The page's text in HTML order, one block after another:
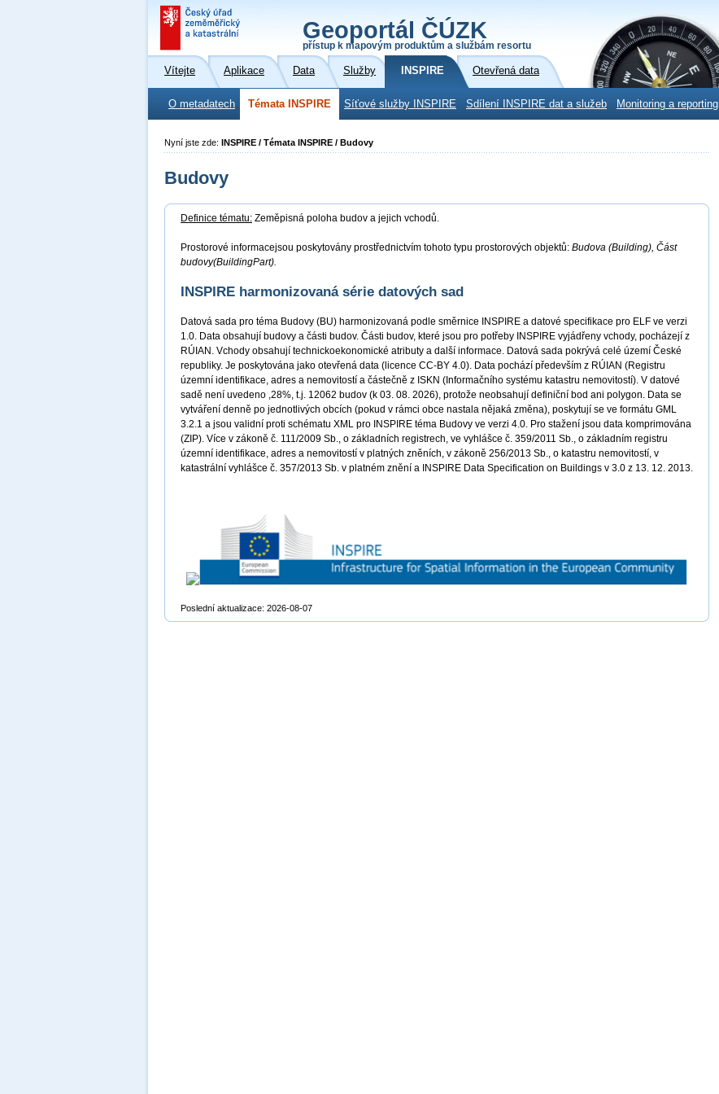
Geoportál ČÚZK
přístup k mapovým produktům a službám resortu
Vítejte Aplikace Data Služby INSPIRE Otevřená data
O metadatech Témata INSPIRE Síťové služby INSPIRE Sdílení INSPIRE dat a služeb Monitoring a reporting
Nyní jste zde: INSPIRE / Témata INSPIRE / Budovy
Budovy
Definice tématu: Zeměpisná poloha budov a jejich vchodů.
Prostorové informacejsou poskytovány prostřednictvím tohoto typu prostorových objektů: Budova (Building), Část
budovy(BuildingPart).
INSPIRE harmonizovaná série datových sad
Datová sada pro téma Budovy (BU) harmonizovaná podle směrnice INSPIRE a datové specifikace pro ELF ve verzi
1.0. Data obsahují budovy a části budov. Části budov, které jsou pro potřeby INSPIRE vyjádřeny vchody, pocházejí z
RÚIAN. Vchody obsahují technickoekonomické atributy a další informace. Datová sada pokrývá celé území České
republiky. Je poskytována jako otevřená data (licence CC-BY 4.0). Data pochází především z RÚIAN (Registru
územní identifikace, adres a nemovitostí a částečně z ISKN (Informačního systému katastru nemovitostí). V datové
sadě není uvedeno ,28%, t.j. 12062 budov (k 03. 08. 2026), protože neobsahují definiční bod ani polygon. Data se
vytváření denně po jednotlivých obcích (pokud v rámci obce nastala nějaká změna), poskytují se ve formátu GML
3.2.1 a jsou validní proti schématu XML pro INSPIRE téma Budovy ve verzi 4.0. Pro stažení jsou data komprimována
(ZIP). Více v zákoně č. 111/2009 Sb., o základních registrech, ve vyhlášce č. 359/2011 Sb., o základním registru
územní identifikace, adres a nemovitostí v platných zněních, v zákoně 256/2013 Sb., o katastru nemovitostí, v
katastrální vyhlášce č. 357/2013 Sb. v platném znění a INSPIRE Data Specification on Buildings v 3.0 z 13. 12. 2013.
Poslední aktualizace: 2026-08-07